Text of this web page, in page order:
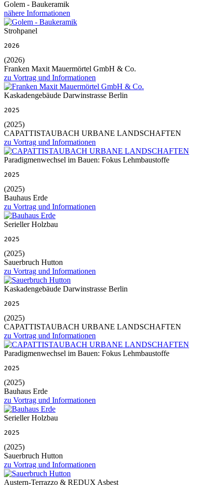
Golem - Baukeramik
nähere Informationen
Strohpanel
2026
(2026)
Franken Maxit Mauermörtel GmbH & Co.
zu Vortrag und Informationen
Kaskadengebäude Darwinstrasse Berlin
2025
(2025)
CAPATTISTAUBACH URBANE LANDSCHAFTEN
zu Vortrag und Informationen
Paradigmenwechsel im Bauen: Fokus Lehmbaustoffe
2025
(2025)
Bauhaus Erde
zu Vortrag und Informationen
Serieller Holzbau
2025
(2025)
Sauerbruch Hutton
zu Vortrag und Informationen
Kaskadengebäude Darwinstrasse Berlin
2025
(2025)
CAPATTISTAUBACH URBANE LANDSCHAFTEN
zu Vortrag und Informationen
Paradigmenwechsel im Bauen: Fokus Lehmbaustoffe
2025
(2025)
Bauhaus Erde
zu Vortrag und Informationen
Serieller Holzbau
2025
(2025)
Sauerbruch Hutton
zu Vortrag und Informationen
Austern-Terrazzo & REDUX Asbest